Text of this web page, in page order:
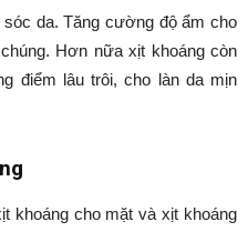
da. Tăng cường độ ẩm cho
Hơn nữa xịt khoáng còn
điểm lâu trôi, cho làn da mịn
khoáng cho mặt và xịt khoáng